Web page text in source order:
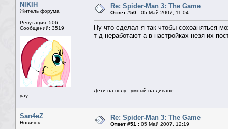
NIKIH
Житель форума
Репутация: 506
Сообщений: 3519
yay
Re: Spider-Man 3: The Game
Ответ #50 : 05 Май 2007, 11:04
Ну что сделал я так чтобы сохоаняться
т д неработают а в настройках незя их
Дети на полу - умный на диване.
San4eZ
Новичок
Re: Spider-Man 3: The Game
Ответ #51 : 05 Май 2007, 12:19